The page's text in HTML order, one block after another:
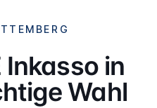
Inkasso in
Wahl